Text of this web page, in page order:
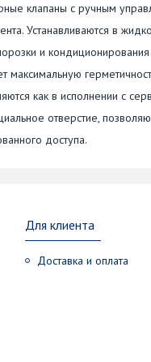
клапаны с ручным
Устанавливаются в
и
как в исполнении с
отверстие,
доступа.
Для клиента
Доставка и оплата